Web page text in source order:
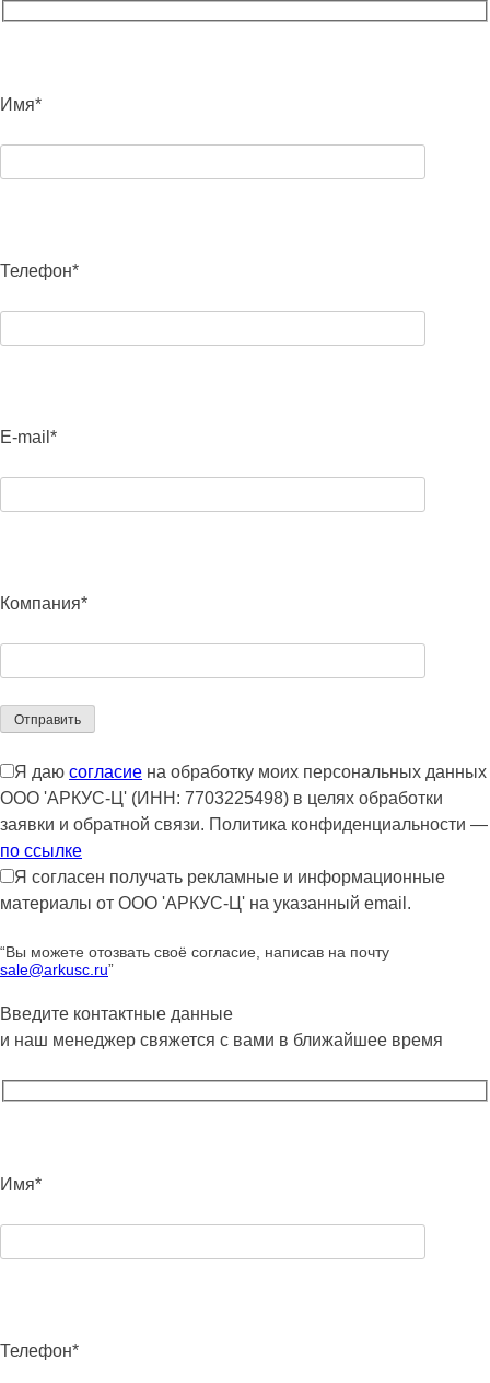
Имя*
Телефон*
E-mail*
Компания*
Я даю согласие на обработку моих персональных данных
ООО 'АРКУС-Ц' (ИНН: 7703225498) в целях обработки
заявки и обратной связи. Политика конфиденциальности —
по ссылке
Я согласен получать рекламные и информационные
материалы от ООО 'АРКУС-Ц' на указанный email.
“Вы можете отозвать своё согласие, написав на почту
sale@arkusc.ru”
Введите контактные данные
и наш менеджер свяжется с вами в ближайшее время
Имя*
Телефон*